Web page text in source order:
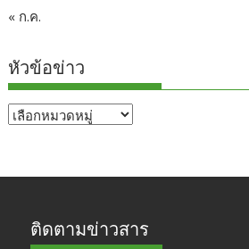
« ก.ค.
หัวข้อข่าว
หัวข้อ
ติดตามข่าวสาร